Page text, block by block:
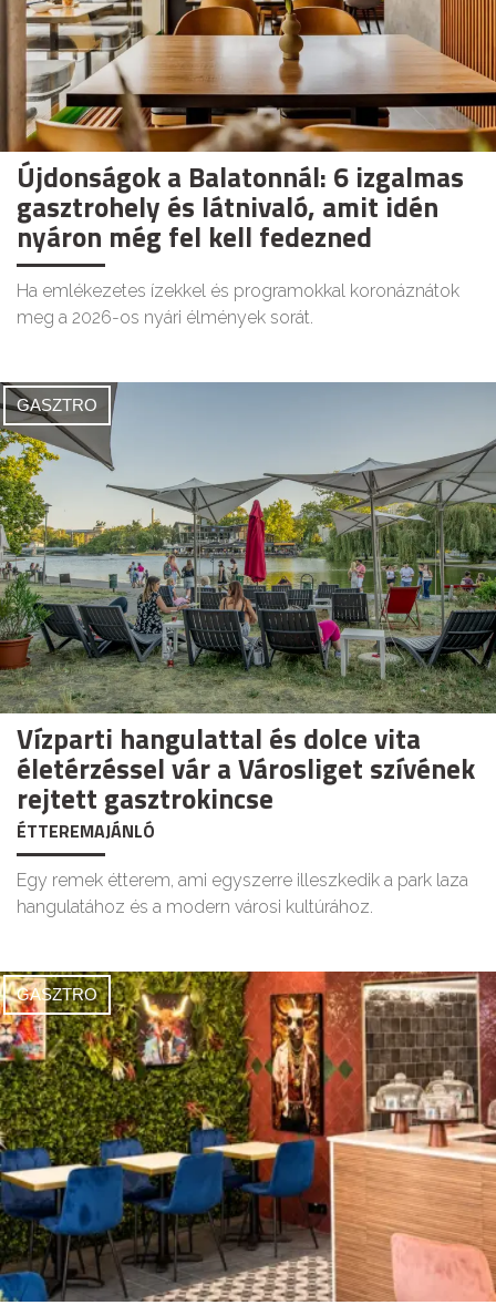
Újdonságok a Balatonnál: 6 izgalmas
gasztrohely és látnivaló, amit idén
nyáron még fel kell fedezned
Ha emlékezetes ízekkel és programokkal koronáznátok
meg a 2026-os nyári élmények sorát.
GASZTRO
Vízparti hangulattal és dolce vita
életérzéssel vár a Városliget szívének
rejtett gasztrokincse
ÉTTEREMAJÁNLÓ
Egy remek étterem, ami egyszerre illeszkedik a park laza
hangulatához és a modern városi kultúrához.
GASZTRO